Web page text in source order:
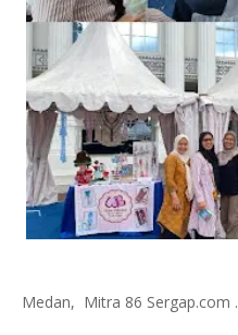
Medan, Mitra 86 Sergap.com .